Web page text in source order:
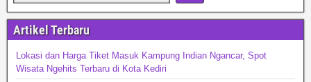
Artikel Terbaru
Lokasi dan Harga Tiket Masuk Kampung Indian Ngancar, Spot
Wisata Ngehits Terbaru di Kota Kediri